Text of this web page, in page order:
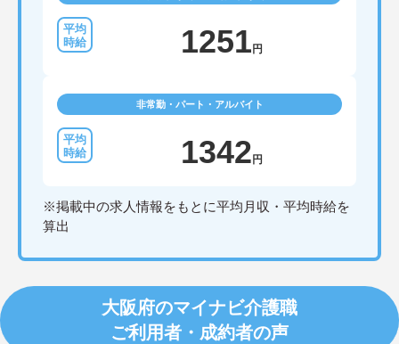
1251 円
非常勤・パート・アルバイト
1342 円
※掲載中の求人情報をもとに平均月収・平均時給を
算出
大阪府のマイナビ介護職
ご利用者・成約者の声